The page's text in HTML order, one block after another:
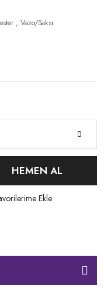
,Vazo/Saksı
HEMEN AL